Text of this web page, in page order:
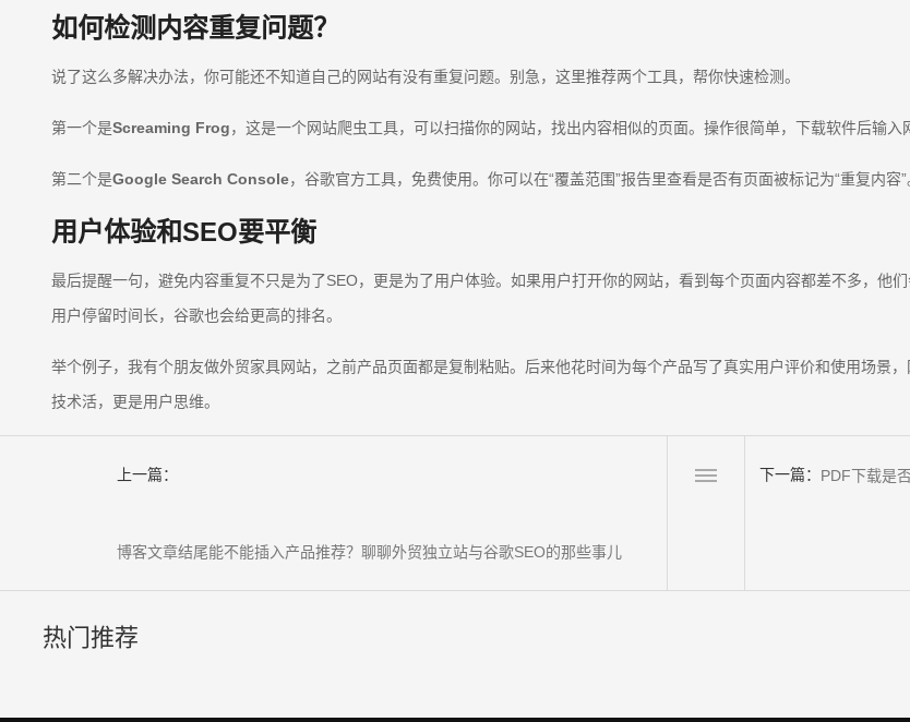
如何检测内容重复问题？
说了这么多解决办法，你可能还不知道自己的网站有没有重复问题。别急，这里推荐两个工具，帮你快速检测。
第一个是Screaming Frog，这是一个网站爬虫工具，可以扫描你的网站，找出内容相似的页面。操作很简单，下载软件后输
第二个是Google Search Console，谷歌官方工具，免费使用。你可以在“覆盖范围”报告里查看是否有页面被标记为“重复内容
用户体验和SEO要平衡
最后提醒一句，避免内容重复不只是为了SEO，更是为了用户体验。如果用户打开你的网站，看到每个页面内容都差不多，他
用户停留时间长，谷歌也会给更高的排名。
举个例子，我有个朋友做外贸家具网站，之前产品页面都是复制粘贴。后来他花时间为每个产品写了真实用户评价和使用场景
技术活，更是用户思维。
上一篇：
博客文章结尾能不能插入产品推荐？聊聊外贸独立站与谷歌SEO的那些事儿
下一篇： PDF下载是
热门推荐